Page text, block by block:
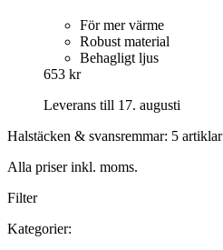
För mer värme
Robust material
Behagligt ljus
653 kr
Leverans till 17. augusti
Halstäcken & svansremmar: 5 artiklar
Alla priser inkl. moms.
Filter
Kategorier: